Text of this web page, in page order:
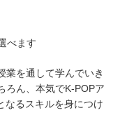
の指導を充実させて
を1年生入学時から
ボランティア活動
上を目指すプログラ
親和性の高い学習活動
指定校推薦枠は全国
べます
業を通して学んでいき
ろん、本気でK-POPア
なるスキルを身につけ